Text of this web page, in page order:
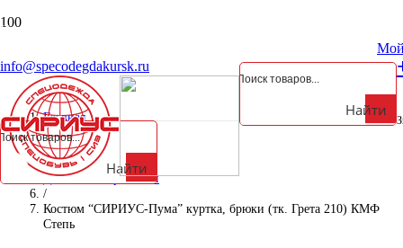
Курская обл., Октябрьский р-н, д. Анахина, ул. Зеленая, д. 5а
info@specodegdakursk.ru
Мой
Найти
Найти
Главная
/
Спецодежда
/
Для охоты и рыбалки
/
Костюм “СИРИУС-Пума” куртка, брюки (тк. Грета 210) КМФ
Степь